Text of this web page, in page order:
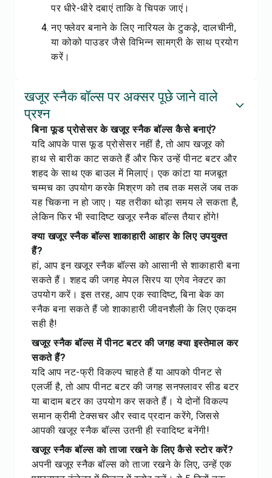
पर धीरे-धीरे दबाएं ताकि वे चिपक जाएं।
नए फ्लेवर बनाने के लिए नारियल के टुकड़े, दालचीनी,
या कोको पाउडर जैसे विभिन्न सामग्री के साथ प्रयोग
करें।
खजूर स्नैक बॉल्स पर अक्सर पूछे जाने वाले
प्रश्न
बिना फूड प्रोसेसर के खजूर स्नैक बॉल्स कैसे बनाएं?
यदि आपके पास फूड प्रोसेसर नहीं है, तो आप खजूर को
हाथ से बारीक काट सकते हैं और फिर उन्हें पीनट बटर और
शहद के साथ एक बाउल में मिलाएं। एक कांटा या मजबूत
चम्मच का उपयोग करके मिश्रण को तब तक मसलें जब तक
यह चिकना न हो जाए। यह तरीका थोड़ा समय ले सकता है,
लेकिन फिर भी स्वादिष्ट खजूर स्नैक बॉल्स तैयार होंगे!
क्या खजूर स्नैक बॉल्स शाकाहारी आहार के लिए उपयुक्त
हैं?
हां, आप इन खजूर स्नैक बॉल्स को आसानी से शाकाहारी बना
सकते हैं। शहद की जगह मेपल सिरप या एगेव नेक्टर का
उपयोग करें। इस तरह, आप एक स्वादिष्ट, बिना बेक का
स्नैक बना सकते हैं जो शाकाहारी जीवनशैली के लिए एकदम
सही है!
खजूर स्नैक बॉल्स में पीनट बटर की जगह क्या इस्तेमाल कर
सकते हैं?
यदि आप नट-फ्री विकल्प चाहते हैं या आपको पीनट से
एलर्जी है, तो आप पीनट बटर की जगह सनफ्लावर सीड बटर
या बादाम बटर का उपयोग कर सकते हैं। ये दोनों विकल्प
समान क्रीमी टेक्सचर और स्वाद प्रदान करेंगे, जिससे
आपकी खजूर स्नैक बॉल्स उतनी ही स्वादिष्ट बनेंगी!
खजूर स्नैक बॉल्स को ताजा रखने के लिए कैसे स्टोर करें?
अपनी खजूर स्नैक बॉल्स को ताजा रखने के लिए, उन्हें एक